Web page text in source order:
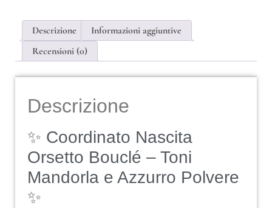
Descrizione
Informazioni aggiuntive
Recensioni (0)
Descrizione
✨ Coordinato Nascita
Orsetto Bouclé – Toni
Mandorla e Azzurro Polvere
✨